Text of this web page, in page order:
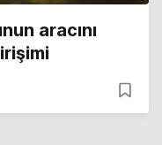
aracını